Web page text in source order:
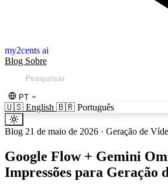
my2cents ai
Blog Sobre
PT
🇺🇸 English 🇧🇷 Português
Blog 21 de maio de 2026 · Geração de
Google Flow + Gemini
Impressões para Geração